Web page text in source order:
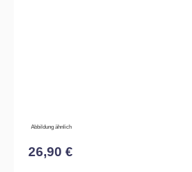
Abbildung ähnlich
26,90 €